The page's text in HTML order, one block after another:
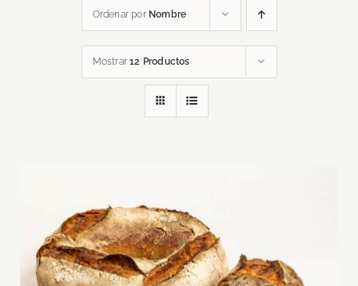
Ordenar por Nombre
Mostrar12 Productos